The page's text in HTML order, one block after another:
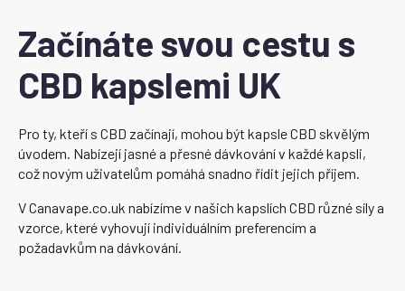
Začínáte svou cestu s
CBD kapslemi UK
Pro ty, kteří s CBD začínají, mohou být kapsle CBD skvělým
úvodem. Nabízejí jasné a přesné dávkování v každé kapsli,
což novým uživatelům pomáhá snadno řídit jejich příjem.
V Canavape.co.uk nabízíme v našich kapslích CBD různé síly a
vzorce, které vyhovují individuálním preferencím a
požadavkům na dávkování.